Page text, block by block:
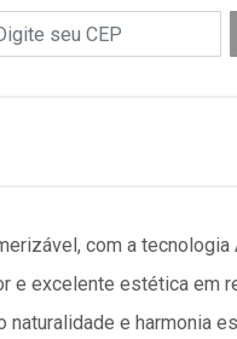
com a
excelente estética em
e harmonia